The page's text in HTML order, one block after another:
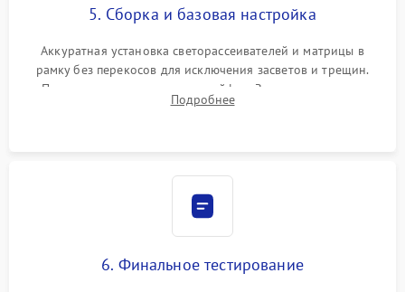
5. Сборка и базовая настройка
Аккуратная установка светорассеивателей и матрицы в
рамку без перекосов для исключения засветов и трещин.
Подключение внутренних шлейфов. Закрытие корпуса.
Сброс настроек и обновление программного обеспечения.
Подробнее
6. Финальное тестирование